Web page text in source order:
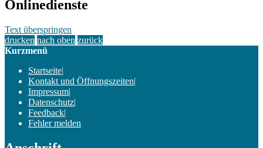
Onlinedienste
Text überspringen
drucken nach oben zurück
Kurzmenü
Startseite|
Kontakt und Öffnungszeiten|
Impressum|
Datenschutz|
Feedback|
Fehler melden